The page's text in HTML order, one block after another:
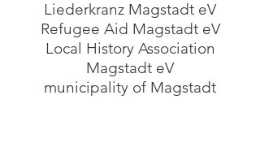
Liederkranz Magstadt eV
Refugee Aid Magstadt eV
Local History Association
Magstadt eV
municipality of Magstadt